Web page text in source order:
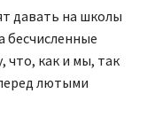
давать на школы
бесчисленные
как и мы, так
лютыми